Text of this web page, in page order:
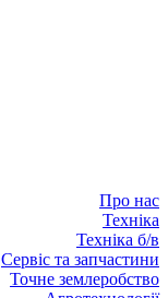
Про нас
Техніка
Техніка б/в
Сервіс та запчастини
Точне землеробство